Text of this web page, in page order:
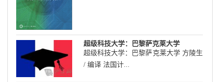
超级科技大学：巴黎萨克莱大学
超级科技大学：巴黎萨克莱大学 方陵生
/ 编译 法国计...